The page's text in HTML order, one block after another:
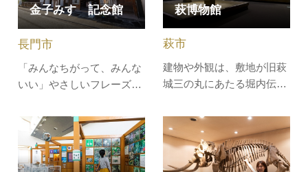
て紹介。書籍や映像などで
作品に親しんでいただける
コーナーのほか、年数回…
より生まれ変わるガラスの
特性に触れ、作品を創り上
げる喜び…
金子みすゞ記念館
「みんなちがって、みんな
いい」やさしいフレーズを
か？大正末期に彗星のごと
く現れ、幻の童謡詩人と語
り継がれている金子みすゞ
の詩は、今もなお心に響き
長門市
萩博物館
建物や外観は、敷地が旧萩
城三の丸にあたる堀内伝統
ることから、かつてこの地
区内にあった規模の大きい
武家屋敷の特徴にならって
います。萩の歴史・文化発
萩市